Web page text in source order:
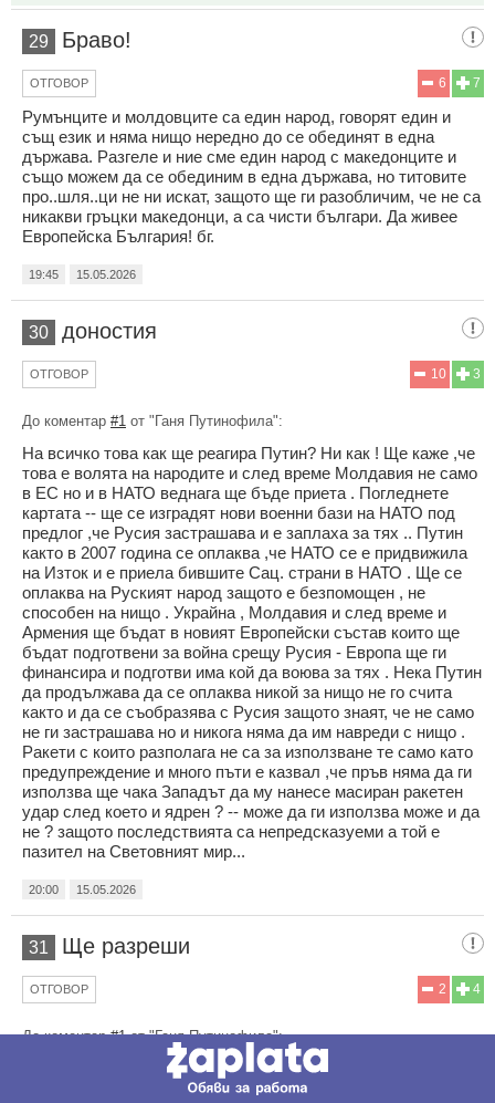
29 Браво!
7
6
ОТГОВОР
Румънците и молдовците са един народ, говорят един и
същ език и няма нищо нередно до се обединят в една
държава. Разгеле и ние сме един народ с македонците и
също можем да се обединим в една държава, но титовите
про..шля..ци не ни искат, защото ще ги разобличим, че не са
никакви гръцки македонци, а са чисти българи. Да живее
Европейска България! бг.
19:45 15.05.2026
30 доностия
3
10
ОТГОВОР
До коментар #1 от "Ганя Путинофила":
На всичко това как ще реагира Путин? Ни как ! Ще каже ,че
това е волята на народите и след време Молдавия не само
в ЕС но и в НАТО веднага ще бъде приета . Погледнете
картата -- ще се изградят нови военни бази на НАТО под
предлог ,че Русия застрашава и е заплаха за тях .. Путин
както в 2007 година се оплаква ,че НАТО се е придвижила
на Изток и е приела бившите Сац. страни в НАТО . Ще се
оплаква на Руският народ защото е безпомощен , не
способен на нищо . Украйна , Молдавия и след време и
Армения ще бъдат в новият Европейски състав които ще
бъдат подготвени за война срещу Русия - Европа ще ги
финансира и подготви има кой да воюва за тях . Нека Путин
да продължава да се оплаква никой за нищо не го счита
както и да се съобразява с Русия защото знаят, че не само
не ги застрашава но и никога няма да им навреди с нищо .
Ракети с които разполага не са за използване те само като
предупреждение и много пъти е казвал ,че пръв няма да ги
използва ще чака Западът да му нанесе масиран ракетен
удар след което и ядрен ? -- може да ги използва може и да
не ? защото последствията са непредсказуеми а той е
пазител на Световният мир...
20:00 15.05.2026
31 Ще разреши
4
2
ОТГОВОР
До коментар#1от "Ганя Путинофила":
Но без приднестровието и Гагаузия, ще има ново
преначертаване на измислените съветски републики